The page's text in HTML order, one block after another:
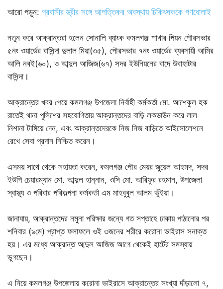
আরো পড়ুন: প্রবাসীর স্ত্রীর সঙ্গে আপত্তিকর অবস্থায় চিকিৎসককে গণধোলাই
নতুন করে আক্রান্তরা হলেন সোনালি ব্যাংক কমলগঞ্জ শাখার পিয়ন পৌরসভার
৫নং ওয়ার্ডের বাসিন্দা দুলাল মিয়া(৩৫), পৌরসভার ৭নং ওয়ার্ডের ব্যবসায়ী আমির
আলি নবই(৬০), ও আব্দুল আজিজ(৬৭) সদর ইউনিয়নের বাদে উবাহাটার
বাসিন্দা।
আক্রান্তের খবর পেয়ে কমলগঞ্জ উপজেলা নির্বাহী কর্মকর্তা মো. আশেকুল হক
রাতেই থানা পুলিশের সহযোগিতায় আক্রান্তদের বাড়ি লকডাউন করে লাল
নিশানা টাঙ্গিয়ে দেন, এবং আক্রান্তদেরকে নিজ নিজ বাড়িতে আইসোলেশনে
রেখে সেবা প্রদান নিশ্চিত করেন।
এসময় সাথে থেকে সহায়তা করেন, কমলগঞ্জ পৌর মেয়র জুয়েল আহমদ, সদর
ইউপি চেয়ারম্যান মো. আব্দুল হান্নান, ওসি মো. আরিফুর রহমান, উপজেলা
স্বাস্থ্য ও পরিবার পরিকল্পনা কর্মকর্তা এম মাহবুবুল আলম ভুঁইয়া।
জানাযায়, আক্রান্তদের নমুনা পরিক্ষার জন্যে গত সপ্তাহে ঢাকায় পাঠানোর পর
শনিবার (৯মে) প্রাপ্ত ফলাফলে ওই ৩জনের শরীরে করোনা ভাইরাস সনাক্ত
হয়। এর মধ্যে আক্রান্ত আব্দুল আজিজ আগে থেকেই হার্টের সমস্যায়
ভুগছেন।
এ নিয়ে কমলগঞ্জ উপজেলায় করোনা ভাইরাসে আক্রান্তের সংখ্যা দাঁড়ালো ৭,